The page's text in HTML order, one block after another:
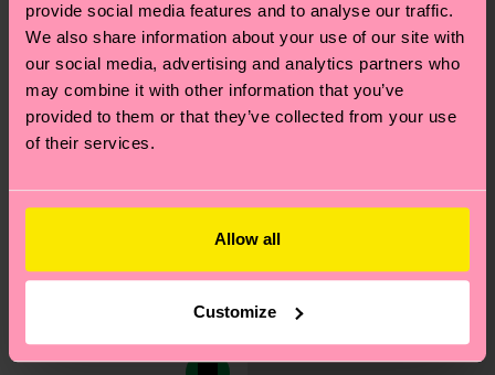
provide social media features and to analyse our traffic.
We also share information about your use of our site with
our social media, advertising and analytics partners who
may combine it with other information that you’ve
provided to them or that they’ve collected from your use
of their services.
Allow all
Customize
14 €